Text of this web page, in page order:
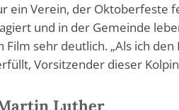
ein Verein, der Oktoberfeste
und in der Gemeinde
Film sehr deutlich. „Als ich
Vorsitzender dieser